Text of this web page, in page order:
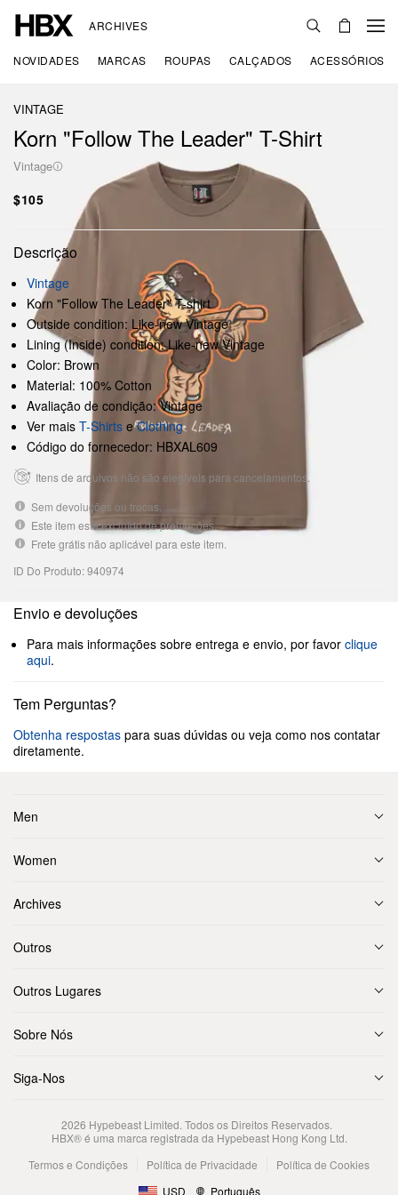
ARCHIVES
NOVIDADES MARCAS ROUPAS CALÇADOS ACESSÓRIOS
VINTAGE
Korn "Follow The Leader" T-Shirt
Vintage
$105
Descrição
Vintage
Korn "Follow The Leader" T-shirt
Outside condition: Like-new Vintage
Lining (Inside) condition: Like-new Vintage
Color: Brown
Material: 100% Cotton
Avaliação de condição: Vintage
Ver mais T-Shirts eClothing
Código do fornecedor: HBXAL609
Itens de arquivos não são elegíveis para cancelamentos.
Sem devoluções ou trocas.
Este item está excluído de promoções.
Frete grátis não aplicável para este item.
ID Do Produto: 940974
Envio e devoluções
Para mais informações sobre entrega e envio, por favor clique
aqui.
Tem Perguntas?
Obtenha respostas para suas dúvidas ou veja como nos contatar
diretamente.
Men
Women
Archives
Outros
Outros Lugares
Sobre Nós
Siga-Nos
2026 Hypebeast Limited. Todos os Direitos Reservados.
HBX® é uma marca registrada da Hypebeast Hong Kong Ltd.
Termos e Condições
Política de Privacidade
Política de Cookies
USD
Português